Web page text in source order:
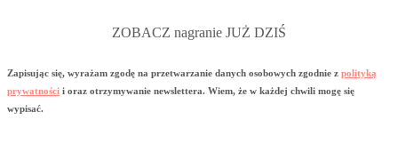
ZOBACZ nagranie JUŻ DZIŚ
Zapisując się, wyrażam zgodę na przetwarzanie danych osobowych zgodnie z polityką
prywatności i oraz otrzymywanie newslettera. Wiem, że w każdej chwili mogę się
wypisać.